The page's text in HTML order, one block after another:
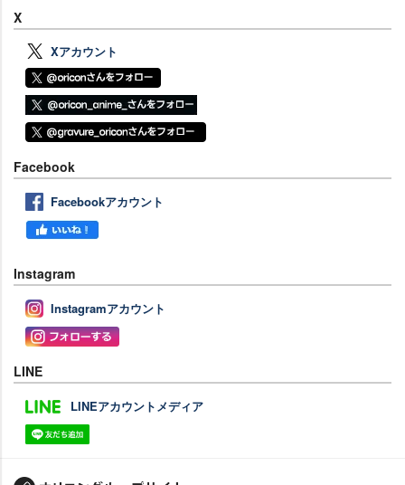
X
Xアカウント
Facebook
Facebookアカウント
Instagram
Instagramアカウント
LINE
LINEアカウントメディア